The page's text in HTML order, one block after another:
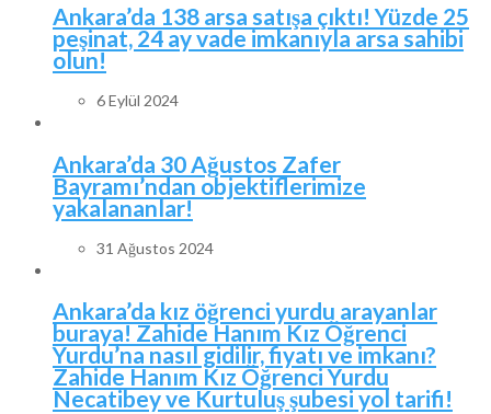
Ankara’da 138 arsa satışa çıktı! Yüzde 25
peşinat, 24 ay vade imkanıyla arsa sahibi
olun!
6 Eylül 2024
Ankara’da 30 Ağustos Zafer
Bayramı’ndan objektiflerimize
yakalananlar!
31 Ağustos 2024
Ankara’da kız öğrenci yurdu arayanlar
buraya! Zahide Hanım Kız Öğrenci
Yurdu’na nasıl gidilir, fiyatı ve imkanı?
Zahide Hanım Kız Öğrenci Yurdu
Necatibey ve Kurtuluş şubesi yol tarifi!